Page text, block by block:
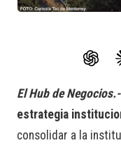
El Hub de Negocios.-
estrategia
consolidar a la